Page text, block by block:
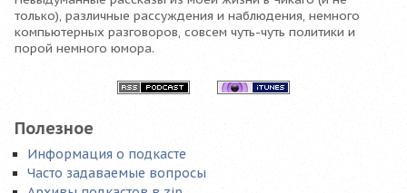
только), различные рассуждения и наблюдения, немного
компьютерных разговоров, совсем чуть-чуть политики и
порой немного юмора.
Полезное
Информация о подкасте
Часто задаваемые вопросы